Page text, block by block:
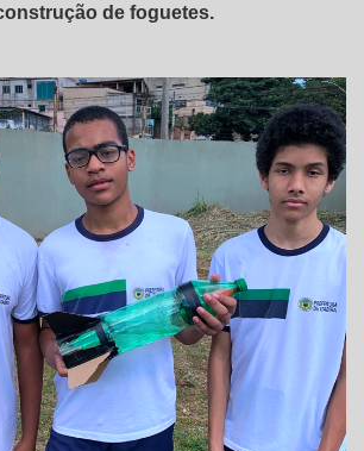
de foguetes.